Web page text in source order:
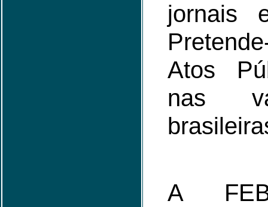
jornais
Atos
nas
A FEB